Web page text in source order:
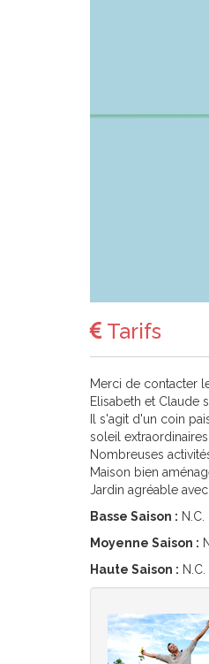
Tarifs
Merci de contacter
Elisabeth et Claude
Il s'agit d'un coin
soleil extraordinaires.
Nombreuses
Maison bien
Jardin agréable
Basse Saison : N.C.
Moyenne Saison :
Haute Saison : N.C.